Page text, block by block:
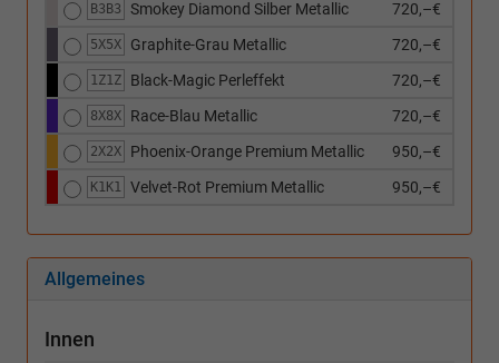
B3B3 Smokey Diamond Silber Metallic 720,–€
5X5X Graphite-Grau Metallic 720,–€
1Z1Z Black-Magic Perleffekt 720,–€
8X8X Race-Blau Metallic 720,–€
2X2X Phoenix-Orange Premium Metallic 950,–€
K1K1 Velvet-Rot Premium Metallic 950,–€
Allgemeines
Innen